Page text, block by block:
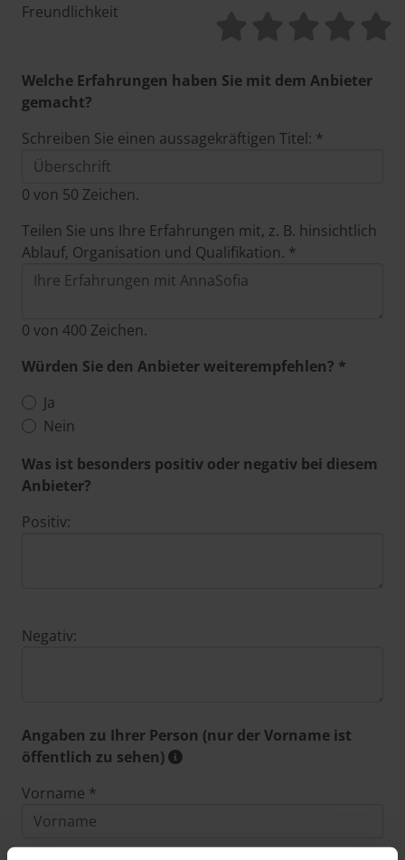
Freundlichkeit
Welche Erfahrungen haben Sie mit dem Anbieter
gemacht?
Schreiben Sie einen aussagekräftigen Titel: *
0 von 50 Zeichen.
Teilen Sie uns Ihre Erfahrungen mit, z. B. hinsichtlich
Ablauf, Organisation und Qualifikation. *
0 von 400 Zeichen.
Würden Sie den Anbieter weiterempfehlen? *
Ja
Nein
Was ist besonders positiv oder negativ bei diesem
Anbieter?
Positiv:
Negativ:
Angaben zu Ihrer Person (nur der Vorname ist
öffentlich zu sehen)
Vorname *